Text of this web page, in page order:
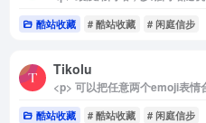
酷站收藏 # 酷站收藏 # 闲庭信步
Tikolu
酷站收藏 # 酷站收藏 # 闲庭信步